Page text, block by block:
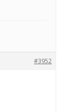
#3952